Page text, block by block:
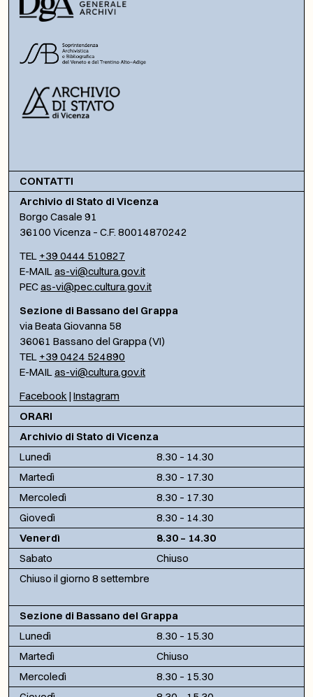
CONTATTI
Archivio di Stato di Vicenza
Borgo Casale 91
36100 Vicenza – C.F. 80014870242
TEL +39 0444 510827
E-MAILas-vi@cultura.gov.it
PECas-vi@pec.cultura.gov.it
Sezione di Bassano del Grappa
via Beata Giovanna 58
36061 Bassano del Grappa (VI)
TEL +39 0424 524890
E-MAILas-vi@cultura.gov.it
Facebook | Instagram
ORARI
Archivio di Stato di Vicenza
Lunedì
8.30 – 14.30
Martedì
8.30 – 17.30
Mercoledì
8.30 – 17.30
Giovedì
8.30 – 14.30
Venerdì
8.30 – 14.30
Sabato
Chiuso
Chiuso il giorno 8 settembre
Sezione di Bassano del Grappa
Lunedì
8.30 – 15.30
Martedì
Chiuso
Mercoledì
8.30 – 15.30